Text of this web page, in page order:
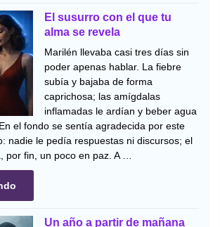
El susurro con el que tu
alma se revela
Marilén llevaba casi tres días sin
poder apenas hablar. La fiebre
subía y bajaba de forma
caprichosa; las amígdalas
inflamadas le ardían y beber agua
el fondo se sentía agradecida por este
nadie le pedía respuestas ni discursos; el
por fin, un poco en paz. A …
Un año a partir de mañana